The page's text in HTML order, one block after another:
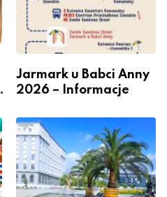
Jarmark u Babci Anny
2026 – Informacje